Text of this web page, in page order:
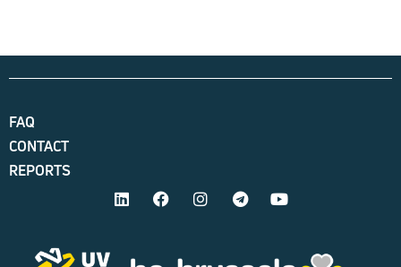
FAQ
CONTACT
REPORTS